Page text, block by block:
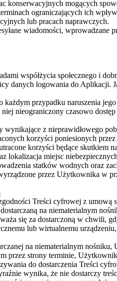
konserwacyjnych mogących
ograniczających ich
lub pracach naprawczych.
wiadomości, wprowadzane
współżycia społecznego i
danych logowania do Aplikacji.
przypadku naruszenia
nieograniczony czasowo
wynikające z nieprawidłowego
korzyści poniesionych
korzyści będące skutkiem
lokalizacja miejsc
statków wodnych oraz
przez Użytkownika w
Treści cyfrowej z
na niematerialnym
się za dostarczoną w chwili,
lub wirtualnemu
na niematerialnym
przez strony terminie,
do dostarczenia Treści
wynika, że nie dostarczy